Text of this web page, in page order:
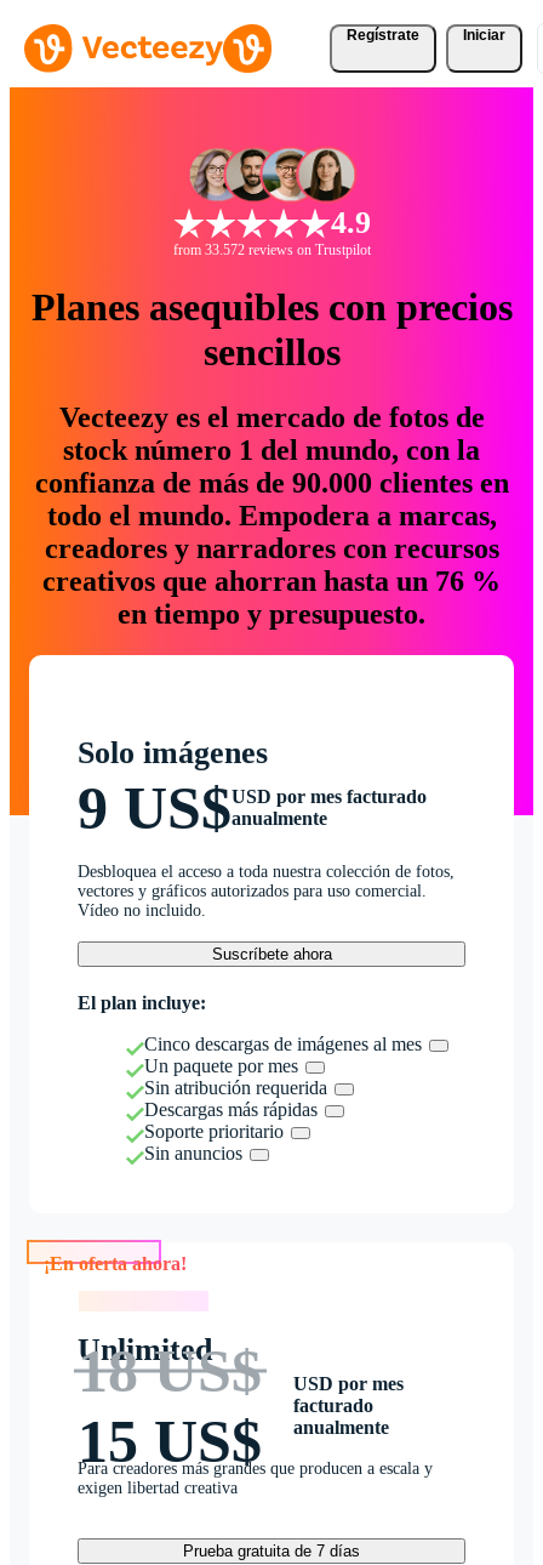
Regístrate Iniciar
4.9
from 33.572 reviews on Trustpilot
Planes asequibles con precios
sencillos
Vecteezy es el mercado de fotos de
stock número 1 del mundo, con la
confianza de más de 90.000 clientes en
todo el mundo. Empodera a marcas,
creadores y narradores con recursos
creativos que ahorran hasta un 76 %
en tiempo y presupuesto.
Solo imágenes
9 US$USD por mes facturado
anualmente
Desbloquea el acceso a toda nuestra colección de fotos,
vectores y gráficos autorizados para uso comercial.
Vídeo no incluido.
Suscríbete ahora
El plan incluye:
Cinco descargas de imágenes al mes
Un paquete por mes
Sin atribución requerida
Descargas más rápidas
Soporte prioritario
Sin anuncios
Unlimited
18 US$
15 US$
USD por mes
facturado
anualmente
Para creadores más grandes que producen a escala y
exigen libertad creativa
Prueba gratuita de 7 días